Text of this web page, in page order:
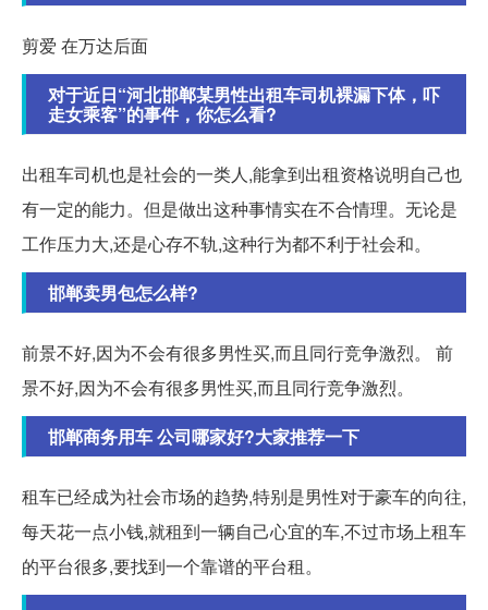
剪爱 在万达后面
对于近日“河北邯郸某男性出租车司机裸漏下体，吓
走女乘客”的事件，你怎么看?
出租车司机也是社会的一类人,能拿到出租资格说明自己也
有一定的能力。但是做出这种事情实在不合情理。无论是
工作压力大,还是心存不轨,这种行为都不利于社会和。
邯郸卖男包怎么样?
前景不好,因为不会有很多男性买,而且同行竞争激烈。 前
景不好,因为不会有很多男性买,而且同行竞争激烈。
邯郸商务用车 公司哪家好?大家推荐一下
租车已经成为社会市场的趋势,特别是男性对于豪车的向往,
每天花一点小钱,就租到一辆自己心宜的车,不过市场上租车
的平台很多,要找到一个靠谱的平台租。